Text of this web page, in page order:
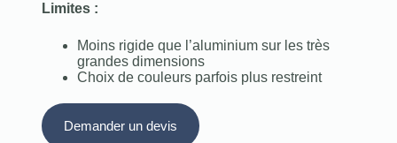
Limites :
Moins rigide que l’aluminium sur les très
grandes dimensions
Choix de couleurs parfois plus restreint
Demander un devis